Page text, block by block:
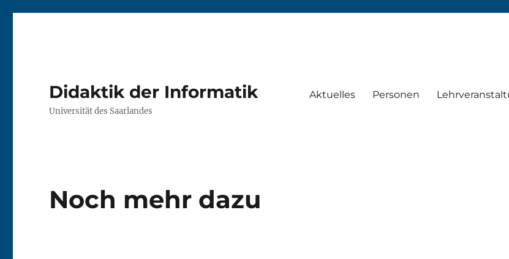
Didaktik der Informatik
Universität des Saarlandes
Aktuelles Personen
Noch mehr dazu